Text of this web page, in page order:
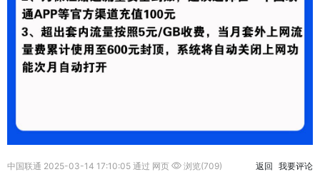
中国联通 2025-03-14 17:10:05 通过 网页 浏览(709) 返回 我要评论